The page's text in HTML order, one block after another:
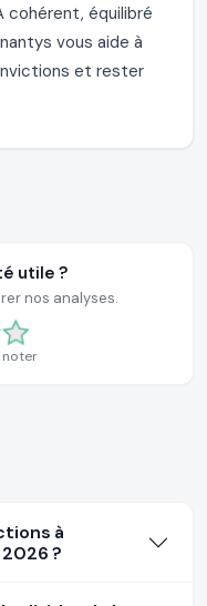
cohérent, équilibré
vous aide à
et rester
utile ?
nos analyses.
noter
à
?